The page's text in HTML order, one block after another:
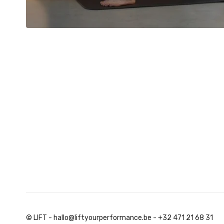
© LIFT - hallo@liftyourperformance.be - +32 471 21 68 31